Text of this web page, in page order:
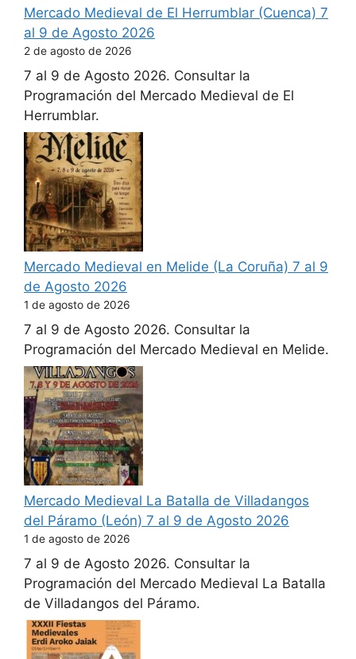
Mercado Medieval de El Herrumblar (Cuenca) 7
al 9 de Agosto 2026
2 de agosto de 2026
7 al 9 de Agosto 2026. Consultar la
Programación del Mercado Medieval de El
Herrumblar.
Mercado Medieval en Melide (La Coruña) 7 al 9
de Agosto 2026
1 de agosto de 2026
7 al 9 de Agosto 2026. Consultar la
Programación del Mercado Medieval en Melide.
Mercado Medieval La Batalla de Villadangos
del Páramo (León) 7 al 9 de Agosto 2026
1 de agosto de 2026
7 al 9 de Agosto 2026. Consultar la
Programación del Mercado Medieval La Batalla
de Villadangos del Páramo.